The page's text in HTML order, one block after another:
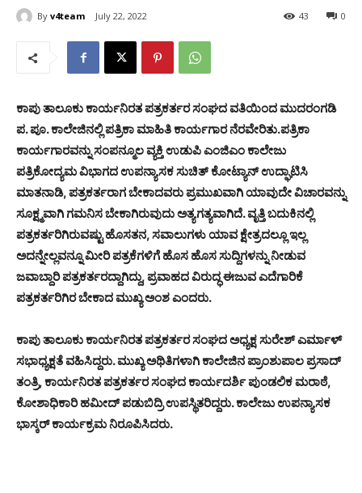
By v4team July 22, 2022 0
43
ಕಾಪು ತಾಲೂಕು ಕಾರ್ಯನಿರತ ಪತ್ರಕರ್ತರ ಸಂಘದ ವತಿಯಿಂದ ಮುದರಂಗಡಿ
ಪ. ಪೂ. ಕಾಲೇಜಿನಲ್ಲಿ ಪತ್ರಿಕಾ ಮಾಹಿತಿ ಕಾರ್ಯಗಾರ ನೆರವೇರಿತು.ಪತ್ರಿಕಾ
ಕಾರ್ಯಗಾರವನ್ನು ಸಂಪನ್ಮೂಲ ವ್ಯಕ್ತಿ ಉಡುಪಿ ಎಂಜಿಎಂ ಕಾಲೇಜು
ಪತ್ರಿಕೋದ್ಯಮ ವಿಭಾಗದ ಉಪನ್ಯಾಸಕ ಸುಚಿತ್ ಕೋಟ್ಯಾನ್ ಉದ್ಘಾಟಿಸಿ
ಮಾತನಾಡಿ, ಪತ್ರಕರ್ತರಾಗ ಬೇಕಾದವರು ಪ್ರಮುಖವಾಗಿ ಯಾವುದೇ ವಿಚಾರವನ್ನು
ಸೂಕ್ಷ್ಮವಾಗಿ ಗಮನಿಸ ಬೇಕಾಗಿರುವುದು ಅತ್ಯಗತ್ಯವಾಗಿದೆ. ವೃತ್ತಿ ಬದುಕಿನಲ್ಲಿ
ಪತ್ರಕರ್ತರಿಗಿರುವಷ್ಟು ಹೊಸತನ, ಸವಾಲುಗಳು ಯಾವ ಕ್ಷೇತ್ರದಲ್ಲೂ ಇಲ್ಲ
ಅದನ್ನೇಲ್ಲವನ್ನೂ ಮೀರಿ ಪತ್ರಕೆಗಳಿಗೆ ಹೊಸ ಹೊಸ ಸುದ್ದಿಗಳನ್ನು ನೀಡುವ
ಜವಾಬ್ದಾರಿ ಪತ್ರಕರ್ತರದ್ದಾಗಿದ್ದು, ಪ್ರವಾಹದ ವಿರುದ್ಧ ಈಜುವ ಎದೆಗಾರಿಕೆ
ಪತ್ರಕರ್ತರಿಗಿರ ಬೇಕಾದ ಮುಖ್ಯ ಅಂಶ ಎಂದರು.
ಕಾಪು ತಾಲೂಕು ಕಾರ್ಯನಿರತ ಪತ್ರಕರ್ತರ ಸಂಘದ ಅಧ್ಯಕ್ಷ ಸುರೇಶ್ ಎರ್ಮಾಳ್
ಸಭಾಧ್ಯಕ್ಷತೆ ವಹಿಸಿದ್ದರು. ಮುಖ್ಯ ಅಥಿತಿಗಳಾಗಿ ಕಾಲೇಜಿನ ಪ್ರಾಂಶುಪಾಲ ಪ್ರಸಾದ್
ತಂತ್ರಿ, ಕಾರ್ಯನಿರತ ಪತ್ರಕರ್ತರ ಸಂಘದ ಕಾರ್ಯದರ್ಶಿ ಪುಂಡಲಿಕ ಮರಾಠೆ,
ಕೋಶಾಧಿಕಾರಿ ಹಮೀದ್ ಪಡುಬಿದ್ರಿ ಉಪಸ್ಥಿತರಿದ್ದರು. ಕಾಲೇಜು ಉಪನ್ಯಾಸಕ
ಭಾಸ್ಕರ್ ಕಾರ್ಯಕ್ರಮ ನಿರೂಪಿಸಿದರು.